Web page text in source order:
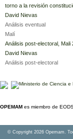
torno a la revisión
David Nievas
Análisis eventual
Malí
Análisis post-electoral, Mali
David Nievas
Análisis post-electoral
OPEMAM es miembro de
© Copyright 2026 Opemam.